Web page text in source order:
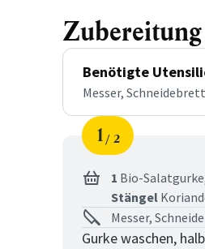
Zubereitung
Benötigte
Messer,
Schritt
1
von
2
1 Bio-
Stängel
Messer,
Gurke waschen,